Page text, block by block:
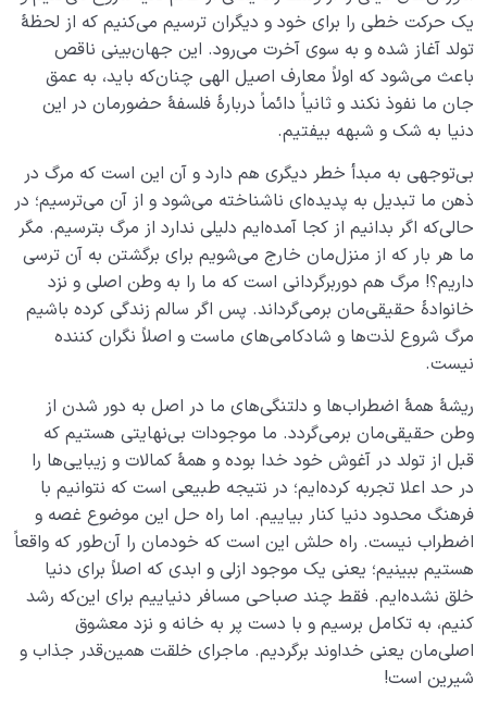
یک حرکت خطی را برای خود و دیگران ترسیم می‌کنیم که از لحظۀ
تولد آغاز شده و به سوی آخرت می‌رود. این جهان‌بینی ناقص
باعث می‌شود که اولاً معارف اصیل الهی چنان‌که باید، به عمق
جان‌ ما نفوذ نکند و ثانیاً دائماً دربارۀ فلسفۀ حضورمان در این
دنیا به شک و شبهه بیفتیم.
بی‌توجهی به مبدأ خطر دیگری هم دارد و آن این است که مرگ در
ذهن ما تبدیل به پدیده‌ای ناشناخته می‌شود و از آن می‌ترسیم؛ در
حالی‌که اگر بدانیم از کجا آمده‌ایم دلیلی ندارد از مرگ بترسیم. مگر
ما هر بار که از منزل‌مان خارج می‌شویم برای برگشتن به آن ترسی
داریم؟! مرگ هم دوربرگردانی است که ما را به وطن اصلی و نزد
خانوادۀ حقیقی‌مان برمی‌گرداند. پس اگر سالم زندگی کرده باشیم
مرگ شروع لذت‌ها و شادکامی‌های ماست و اصلاً نگران کننده
نیست.
ریشۀ همۀ اضطراب‌ها و دلتنگی‌های ما در اصل به دور شدن از
وطن‌ حقیقی‌مان برمی‌گردد. ما موجودات بی‌نهایتی هستیم که
قبل از تولد در آغوش خود خدا بوده و همۀ کمالات و زیبایی‌ها را
در حد اعلا تجربه کرده‌ایم؛ در نتیجه طبیعی است که نتوانیم با
فرهنگ محدود دنیا کنار بیاییم. اما راه حل این موضوع غصه و
اضطراب نیست. راه‌ حلش این است که خودمان را آن‌طور که واقعاً
هستیم ببینیم؛ یعنی یک موجود ازلی و ابدی که اصلاً برای دنیا
خلق نشده‌ایم. فقط چند صباحی مسافر دنیاییم برای این‌که رشد
کنیم، به تکامل برسیم و با دست پر به خانه و نزد معشوق
اصلی‌مان یعنی خداوند برگردیم. ماجرای خلقت همین‌قدر جذاب و
شیرین است!